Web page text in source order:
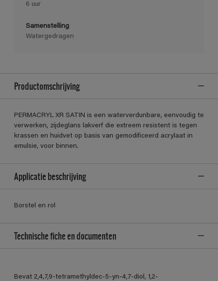
6 uur
Samenstelling
Watergedragen
Productomschrijving
PERMACRYL XR SATIN is een waterverdunbare, eenvoudig te
verwerken, zijdeglans lakverf die extreem resistent is tegen
krassen en huidvet op basis van gemodificeerd acrylaat in
emulsie, voor binnen.
Applicatie beschrijving
Borstel en rol
Technische fiche en documenten
Bevat 2,4,7,9-tetramethyldec-5-yn-4,7-diol, 1,2-